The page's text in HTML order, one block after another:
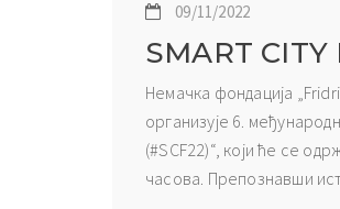
09/11/2022
SMART CITY
Немачка фондација
организује 6.
(#SCF22)“, који ће се
часова. Препознавши